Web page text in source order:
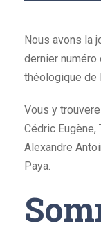
Nous avons la
dernier numéro
théologique de
Vous y
Cédric
Alexandre
Paya.